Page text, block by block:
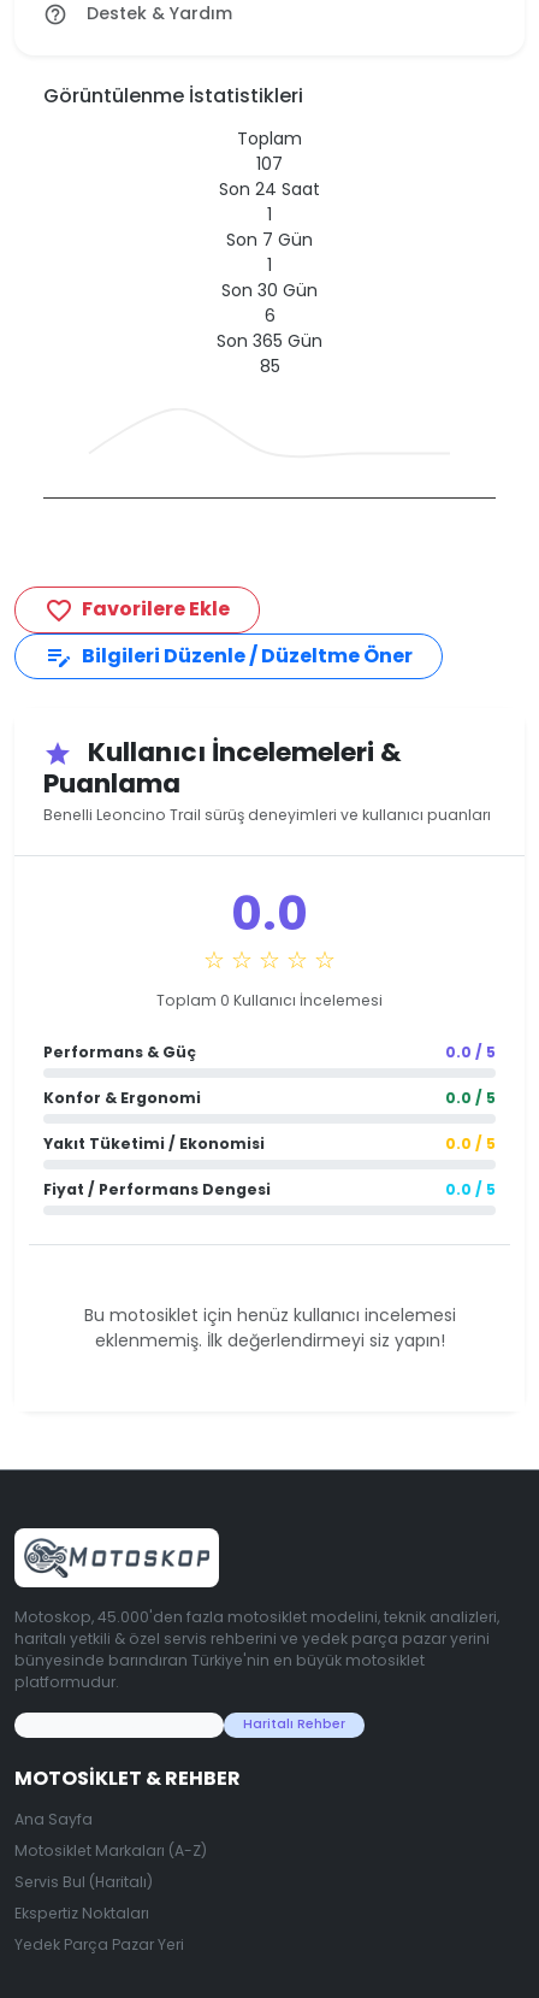
help_outline Destek & Yardım
Görüntülenme İstatistikleri
Toplam
107
Son 24 Saat
1
Son 7 Gün
1
Son 30 Gün
6
Son 365 Gün
85
favorite_border Favorilere Ekle
edit_note Bilgileri Düzenle / Düzeltme Öner
star
Kullanıcı İncelemeleri &
Puanlama
Benelli Leoncino Trail sürüş deneyimleri ve kullanıcı puanları
0.0
☆ ☆ ☆ ☆ ☆
Toplam 0 Kullanıcı İncelemesi
Performans & Güç 0.0 / 5
Konfor & Ergonomi 0.0 / 5
Yakıt Tüketimi / Ekonomisi 0.0 / 5
Fiyat / Performans Dengesi 0.0 / 5
Bu motosiklet için henüz kullanıcı incelemesi
eklenmemiş. İlk değerlendirmeyi siz yapın!
Motoskop, 45.000'den fazla motosiklet modelini, teknik analizleri,
haritalı yetkili & özel servis rehberini ve yedek parça pazar yerini
bünyesinde barındıran Türkiye'nin en büyük motosiklet
platformudur.
Haritalı Rehber
MOTOSIKLET & REHBER
Ana Sayfa
Motosiklet Markaları (A-Z)
Servis Bul (Haritalı)
Ekspertiz Noktaları
Yedek Parça Pazar Yeri